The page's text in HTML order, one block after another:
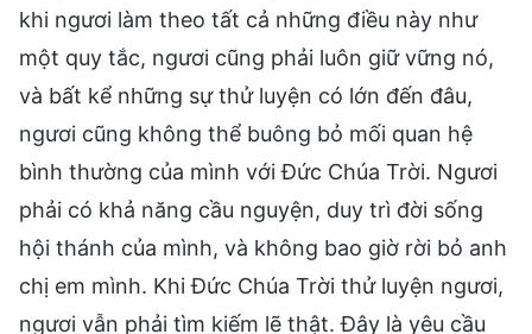
khi ngươi làm theo tất cả những điều này như
một quy tắc, ngươi cũng phải luôn giữ vững nó,
và bất kể những sự thử luyện có lớn đến đâu,
ngươi cũng không thể buông bỏ mối quan hệ
bình thường của mình với Đức Chúa Trời. Ngươi
phải có khả năng cầu nguyện, duy trì đời sống
hội thánh của mình, và không bao giờ rời bỏ anh
chị em mình. Khi Đức Chúa Trời thử luyện ngươi,
ngươi vẫn phải tìm kiếm lẽ thật. Đây là yêu cầu